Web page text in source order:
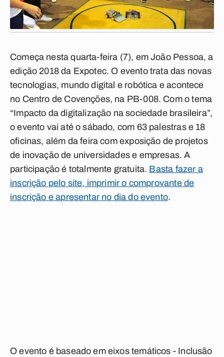
Começa nesta quarta-feira (7), em João Pessoa, a
edição 2018 da Expotec. O evento trata das novas
tecnologias, mundo digital e robótica e acontece
no Centro de Covenções, na PB-008. Com o tema
“Impacto da digitalização na sociedade brasileira”,
o evento vai até o sábado, com 63 palestras e 18
oficinas, além da feira com exposição de projetos
de inovação de universidades e empresas. A
participação é totalmente gratuita. Basta fazer a
inscrição pelo site, imprimir o comprovante de
inscrição e apresentar no dia do evento.
O evento é baseado em eixos temáticos - Inclusão